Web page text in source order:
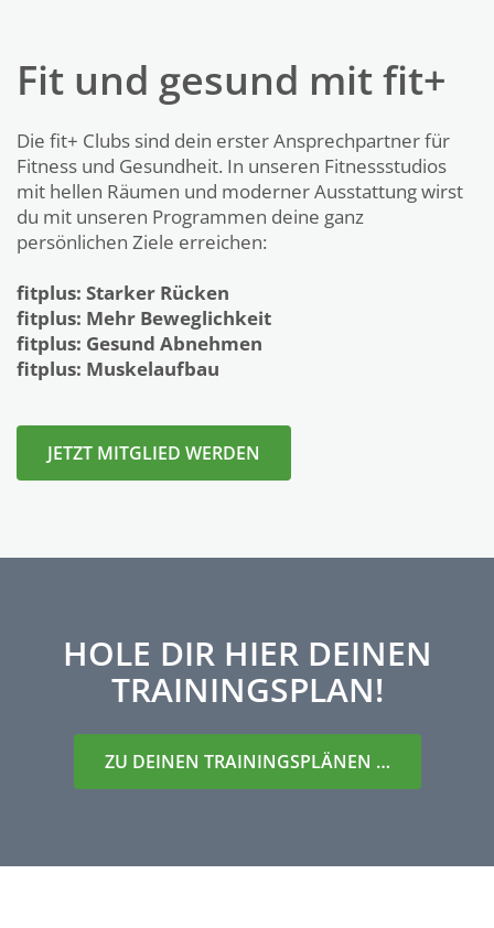
Fit und gesund mit fit+
Die fit+ Clubs sind dein erster Ansprechpartner für
Fitness und Gesundheit. In unseren Fitnessstudios
mit hellen Räumen und moderner Ausstattung wirst
du mit unseren Programmen deine ganz
persönlichen Ziele erreichen:
fitplus: Starker Rücken
fitplus: Mehr Beweglichkeit
fitplus: Gesund Abnehmen
fitplus: Muskelaufbau
JETZT MITGLIED WERDEN
HOLE DIR HIER DEINEN
TRAININGSPLAN!
ZU DEINEN TRAININGSPLÄNEN …